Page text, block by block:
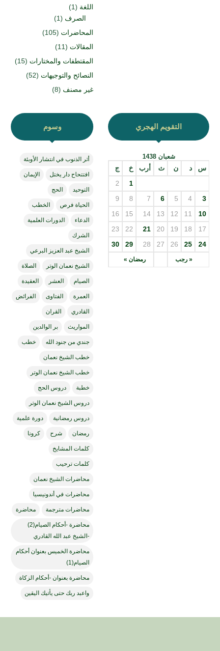
اللغة (1)
الصرف (1)
المحاضرات (105)
المقالات (11)
المقتطفات والمختارات (15)
النصائح والتوجيهات (52)
غير مصنف (8)
التقويم الهجري
شعبان 1438
س د ن ث أرب خ ج
« رجب رمضان »
1
2
3
4
5
6
7
8
9
10
11
12
13
14
15
16
17
18
19
20
21
22
23
24
25
26
27
28
29
30
وسوم
أثر الذنوب في انتشار الأوبئة
افتتحاح دار يختل الإيمان
التوحيد الحج
الحياة فرص الخطب
الدعاء الدورات العلمية
الشرك
الشيخ عبد العزيز البرعي
الشيخ نعمان الوتر الصلاة
الصيام العشر العقيدة
العمرة الفتاوى الفرائض
القادري القران
المواريث بر الوالدين
جندي من جنود الله خطب
خطب الشيخ نعمان
خطب الشيخ نعمان الوتر
خطبة دروس الحج
دروس الشيخ نعمان الوتر
دروس رمضانية دورة علمية
رمضان شرح كرونا
كلمات المشايخ
كلمات ترحيب
محاضرات الشيخ نعمان
محاضرات في أندونيسيا
محاضرات مترجمة محاضرة
محاضرة -أحكام الصيام(2)
-الشيخ عبد الله القادري
محاضرة الخميس بعنوان أحكام
الصيام(1)
محاضرة بعنوان -أحكام الزكاة
واعبد ربك حتى يأتيك اليقين